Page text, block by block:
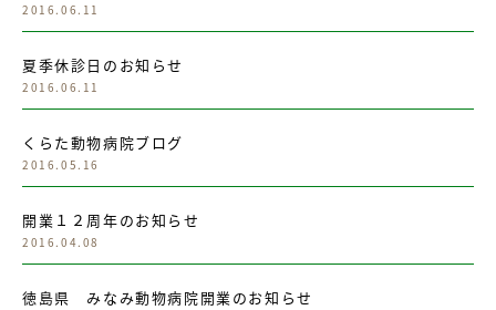
2016.06.11
夏季休診日のお知らせ
2016.06.11
くらた動物病院ブログ
2016.05.16
開業１２周年のお知らせ
2016.04.08
徳島県 みなみ動物病院開業のお知らせ